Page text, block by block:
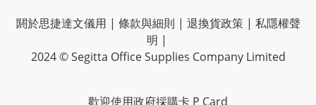
閼於思捷達文儀用 | 條款與細則 | 退換貨政策| 私隱權聲
明 |
2024 © Segitta Office Supplies Company Limited
歡迎使用政府採購卡 P Card